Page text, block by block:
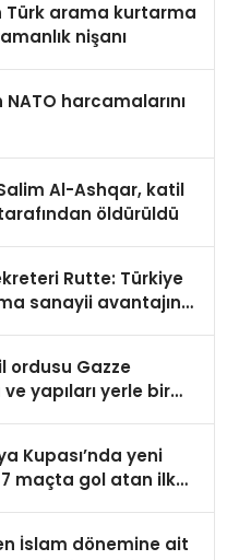
Türk arama kurtarma
nişanı
NATO harcamalarını
Al-Ashqar, katil
öldürüldü
Rutte: Türkiye
sanayii avantajına
ordusu Gazze
yapıları yerle bir
Kupası’nda yeni
maçta gol atan ilk
İslam dönemine ait